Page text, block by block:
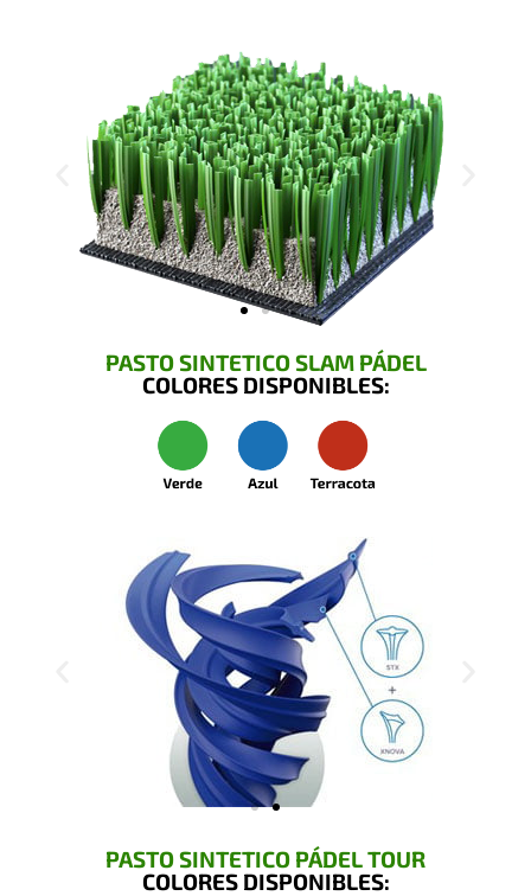
PASTO SINTETICO SLAM PÁDEL
COLORES DISPONIBLES:
PASTO SINTETICO PÁDEL TOUR
COLORES DISPONIBLES: